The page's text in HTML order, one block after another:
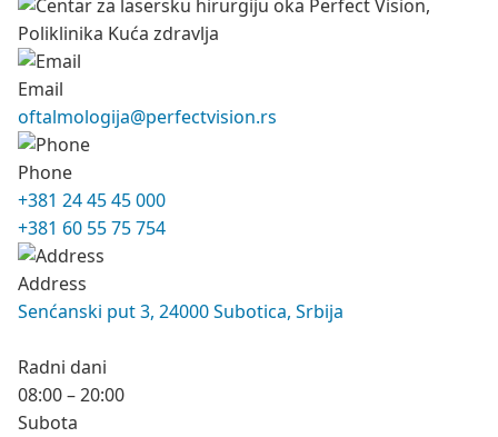
Email
oftalmologija@perfectvision.rs
Phone
+381 24 45 45 000
+381 60 55 75 754
Address
Senćanski put 3, 24000 Subotica, Srbija
Radni dani
08:00 – 20:00
Subota